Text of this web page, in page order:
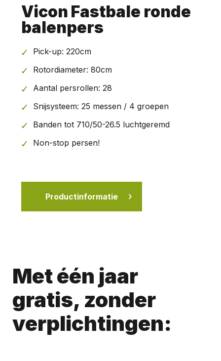
Vicon Fastbale ronde
balenpers
Pick-up: 220cm
Rotordiameter: 80cm
Aantal persrollen: 28
Snijsysteem: 25 messen / 4 groepen
Banden tot 710/50-26.5 luchtgeremd
Non-stop persen!
Productinformatie
Met één jaar
gratis, zonder
verplichtingen: